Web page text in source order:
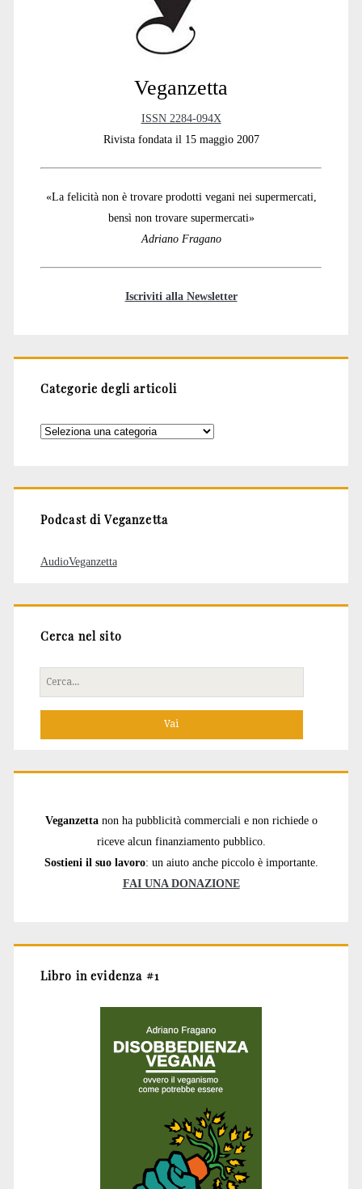
Veganzetta
ISSN 2284-094X
Rivista fondata il 15 maggio 2007
«La felicità non è trovare prodotti vegani nei supermercati,
bensì non trovare supermercati»
Adriano Fragano
Iscriviti alla Newsletter
Categorie degli articoli
Categorie
Podcast di Veganzetta
AudioVeganzetta
Cerca nel sito
Cerca
per:
Veganzetta non ha pubblicità commerciali e non richiede o
riceve alcun finanziamento pubblico.
Sostieni il suo lavoro: un aiuto anche piccolo è importante.
FAI UNA DONAZIONE
Libro in evidenza #1